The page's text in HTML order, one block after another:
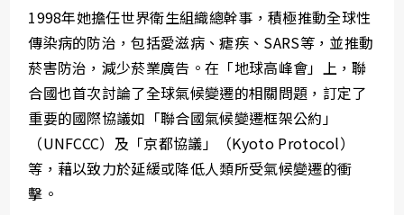
1998年她擔任世界衛生組織總幹事，積極推動全球性
傳染病的防治，包括愛滋病、瘧疾、SARS等，並推動
菸害防治，減少菸業廣告。在「地球高峰會」上，聯
合國也首次討論了全球氣候變遷的相關問題，訂定了
重要的國際協議如「聯合國氣候變遷框架公約」
（UNFCCC）及「京都協議」（Kyoto Protocol）
等，藉以致力於延緩或降低人類所受氣候變遷的衝
擊。